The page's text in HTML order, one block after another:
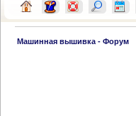
Машинная вышивка - Форум